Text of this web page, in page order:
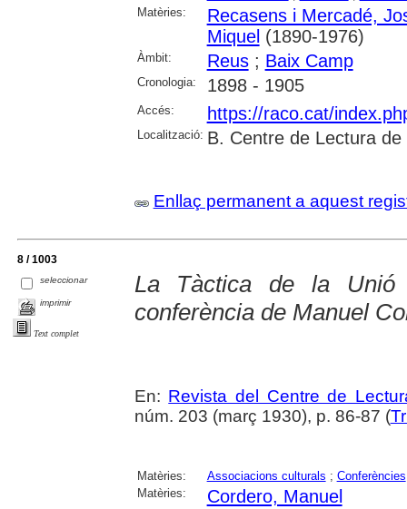
Matèries:
Recasens i Mercadé,
Miquel(1890-1976)
Àmbit: Reus; Baix Camp
Cronologia: 1898 - 1905
Accés: https://raco.cat/
Localització: B. Centre de Lectura de
Enllaç permanent a aquest
8 / 1003
seleccionar
imprimir
Text complet
La Tàctica de la Unió
conferència de Manuel
En: Revista del Centre de
núm. 203 (març 1930), p. 86-87 (
Matèries: Associacions culturals ; Conferències
Matèries:
Cordero, Manuel